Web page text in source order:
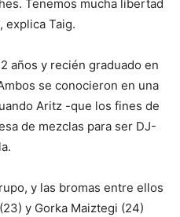
Tenemos mucha libertad
explica Taig.
años y recién graduado en
se conocieron en una
Aritz -que los fines de
de mezclas para ser DJ-
y las bromas entre ellos
y Gorka Maiztegi (24)